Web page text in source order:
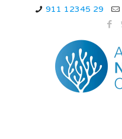
911 12345 29